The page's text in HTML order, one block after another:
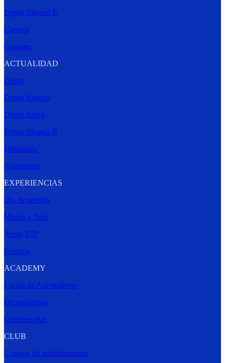
Dépor Abanca B
Cantera
Genuine
ACTUALIDAD
Dépor
Dépor Abanca
Dépor Fabril
Dépor Abanca B
Fundación
Accionistas
EXPERIENCIAS
Día de partido
Museo y Tour
Áreas VIP
Eventos
ACADEMY
Escola de Adestradores
Déporcampus
Déporescolas
CLUB
Consejo de administración